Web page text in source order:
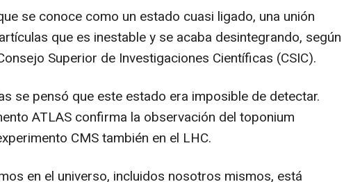
se conoce como un estado cuasi ligado, una unión
que es inestable y se acaba desintegrando, según
Superior de Investigaciones Científicas (CSIC).
se pensó que este estado era imposible de detectar.
ATLAS confirma la observación del toponium
CMS también en el LHC.
en el universo, incluidos nosotros mismos, está